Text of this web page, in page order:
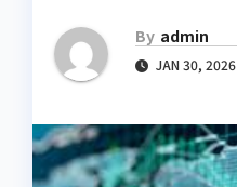
By admin
JAN 30, 2026